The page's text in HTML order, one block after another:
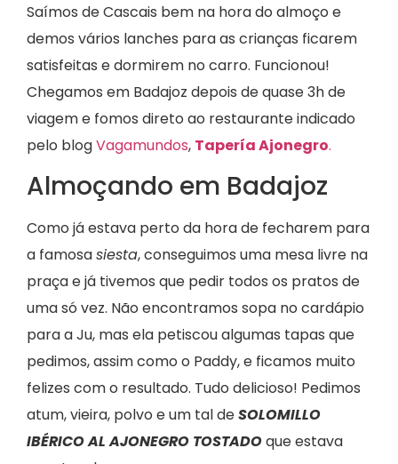
Saímos de Cascais bem na hora do almoço e
demos vários lanches para as crianças ficarem
satisfeitas e dormirem no carro. Funcionou!
Chegamos em Badajoz depois de quase 3h de
viagem e fomos direto ao restaurante indicado
pelo blogVagamundos, Tapería Ajonegro.
Almoçando em Badajoz
Como já estava perto da hora de fecharem para
a famosasiesta, conseguimos uma mesa livre na
praça e já tivemos que pedir todos os pratos de
uma só vez. Não encontramos sopa no cardápio
para a Ju, mas ela petiscou algumas tapas que
pedimos, assim como o Paddy, e ficamos muito
felizes com o resultado. Tudo delicioso! Pedimos
atum, vieira, polvo e um tal deSOLOMILLO
IBÉRICO AL AJONEGRO TOSTADOque estava